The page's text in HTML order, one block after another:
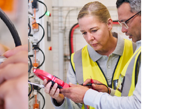
et vous éviter de les